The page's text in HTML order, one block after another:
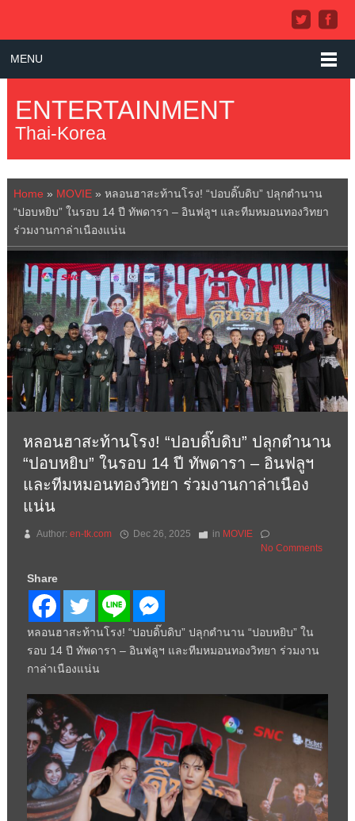
MENU
ENTERTAINMENT
Thai-Korea
Home » MOVIE» หลอนฮาสะท้านโรง! “ปอบดิ๊บดิบ” ปลุกตำนาน
“ปอบหยิบ” ในรอบ 14 ปี ทัพดารา – อินฟลูฯ และทีมหมอนทองวิทยา
ร่วมงานกาล่าเนืองแน่น
หลอนฮาสะท้านโรง! “ปอบดิ๊บดิบ” ปลุกตำนาน
“ปอบหยิบ” ในรอบ 14 ปี ทัพดารา – อินฟลูฯ
และทีมหมอนทองวิทยา ร่วมงานกาล่าเนือง
แน่น
Author: en-tk.com Dec 26, 2025 in MOVIE
No Comments
Share
หลอนฮาสะท้านโรง! “ปอบดิ๊บดิบ” ปลุกตำนาน “ปอบหยิบ” ใน
รอบ 14 ปี ทัพดารา – อินฟลูฯ และทีมหมอนทองวิทยา ร่วมงาน
กาล่าเนืองแน่น